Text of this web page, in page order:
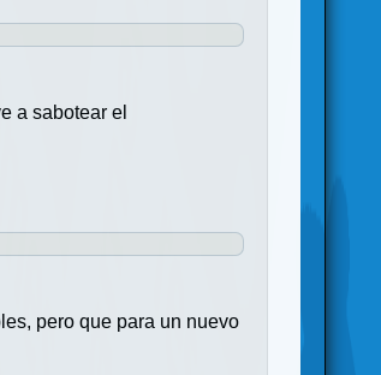
a sabotear el
pero que para un nuevo